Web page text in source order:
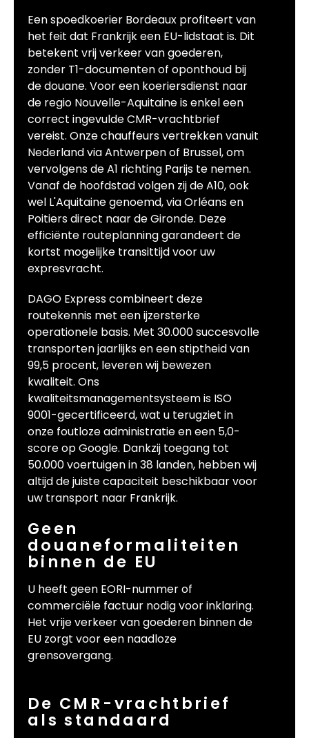
Een spoedkoerier Bordeaux profiteert van
het feit dat Frankrijk een EU-lidstaat is. Dit
betekent vrij verkeer van goederen,
zonder T1-documenten of oponthoud bij
de douane. Voor een koeriersdienst naar
de regio Nouvelle-Aquitaine is enkel een
correct ingevulde CMR-vrachtbrief
vereist. Onze chauffeurs vertrekken vanuit
Nederland via Antwerpen of Brussel, om
vervolgens de A1 richting Parijs te nemen.
Vanaf de hoofdstad volgen zij de A10, ook
wel L'Aquitaine genoemd, via Orléans en
Poitiers direct naar de Gironde. Deze
efficiënte routeplanning garandeert de
kortst mogelijke transittijd voor uw
expresvracht.
DAGO Express combineert deze
routekennis met een ijzersterke
operationele basis. Met 30.000 succesvolle
transporten jaarlijks en een stiptheid van
99,5 procent, leveren wij bewezen
kwaliteit. Ons
kwaliteitsmanagementsysteem is ISO
9001-gecertificeerd, wat u terugziet in
onze foutloze administratie en een 5,0-
score op Google. Dankzij toegang tot
50.000 voertuigen in 38 landen, hebben wij
altijd de juiste capaciteit beschikbaar voor
uw transport naar Frankrijk.
Geen
douaneformaliteiten
binnen de EU
U heeft geen EORI-nummer of
commerciële factuur nodig voor inklaring.
Het vrije verkeer van goederen binnen de
EU zorgt voor een naadloze
grensovergang.
De CMR-vrachtbrief
als standaard